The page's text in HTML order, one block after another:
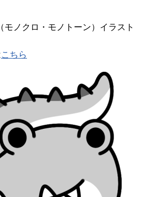
モノクロ・モノトーン）イラスト
こちら